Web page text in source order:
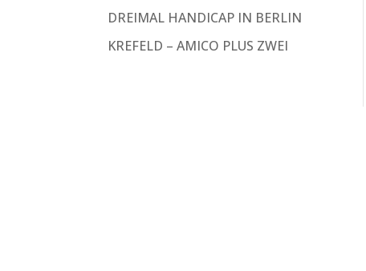
DREIMAL HANDICAP IN BERLIN
KREFELD – AMICO PLUS ZWEI